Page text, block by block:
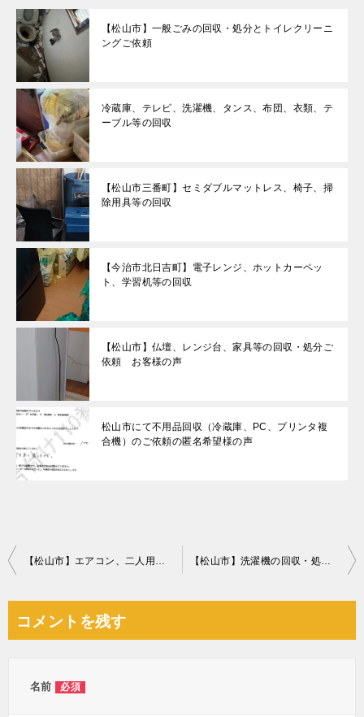
【松山市】一般ごみの回収・処分とトイレクリーニ
ングご依頼
冷蔵庫、テレビ、洗濯機、タンス、布団、衣類、テ
ーブル等の回収
【松山市三番町】セミダブルマットレス、椅子、掃
除用具等の回収
【今治市北日吉町】電子レンジ、ホットカーペッ
ト、学習机等の回収
【松山市】仏壇、レンジ台、家具等の回収・処分ご
依頼 お客様の声
松山市にて不用品回収（冷蔵庫、PC、プリンタ複
合機）のご依頼の匿名希望様の声
投
ビ
【松山市】エアコン、二人用ダイニングテーブル、こたつ等の回収 【松山市】洗濯機の回収・処分ご依頼 お客様の声
コメントを残す
名前 必須